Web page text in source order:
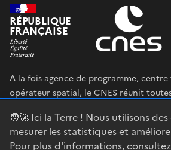
🧑‍🚀 Ici la Terre ! Nous utilisons
mesurer les statistiques et
Pour plus d'informations,
RÉPUBLIQUE
FRANÇAISE
A la fois agence de programme,
opérateur spatial, le CNES réunit
en œuvre sa stratégie spatiale.